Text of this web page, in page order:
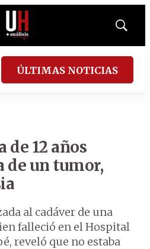
Mostrar
ÚLTIMAS NOTICIAS
de 12 años
de un tumor,
al cadáver de una
falleció en el Hospital
reveló que no estaba